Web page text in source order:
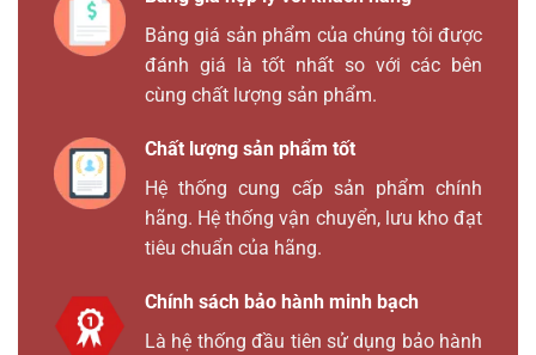
Bảng giá sản phẩm của chúng tôi được
đánh giá là tốt nhất so với các bên
cùng chất lượng sản phẩm.
Chất lượng sản phẩm tốt
Hệ thống cung cấp sản phẩm chính
hãng. Hệ thống vận chuyển, lưu kho đạt
tiêu chuẩn của hãng.
Chính sách bảo hành minh bạch
Là hệ thống đầu tiên sử dụng bảo hành